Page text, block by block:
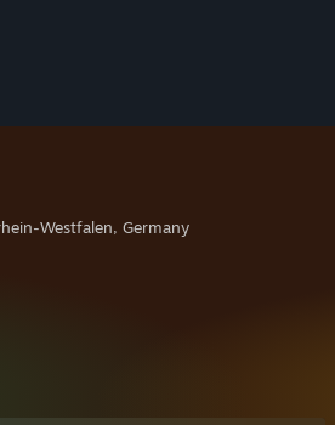
Westfalen, Germany